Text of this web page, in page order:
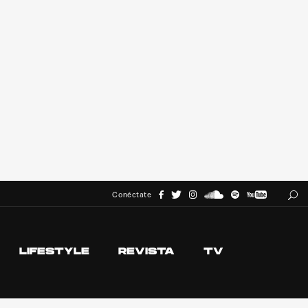
Conéctate
LIFESTYLE REVISTA TV